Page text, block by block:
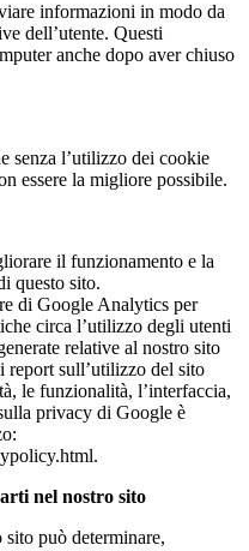
informazioni in modo da
dell’utente. Questi
anche dopo aver chiuso
senza l’utilizzo dei cookie
essere la migliore possibile.
il funzionamento e la
questo sito.
di Google Analytics per
circa l’utilizzo degli utenti
relative al nostro sito
report sull’utilizzo del sito
le funzionalità, l’interfaccia,
privacy di Google è
nel nostro sito
può determinare,